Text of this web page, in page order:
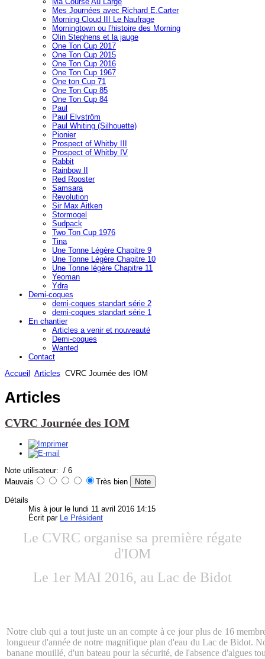
Mes Journées avec Richard E.Carter
Morning Cloud III Le Naufrage
Morningtown ou l'histoire des Morning
Olin Stephens et la jauge
One Ton Cup 2017
One Ton Cup 2015
One Ton Cup 2016
One Ton Cup 1967
One ton Cup 71
One Ton Cup 85
One Ton Cup 84
Paul
Paul Elvström
Paul Whiting (Silhouette)
Pionier
Prospect of Whitby III
Prospect of Whitby IV
Rabbit
Rainbow II
Red Rooster
Samsara
Revolution
Sir Max Aitken
Stormogel
Sudpack
Two Ton Cup 1976
Tina
Une Tonne Légère Chapitre 9
Une Tonne Légère Chapitre 10
Une Tonne légère Chapitre 11
Yeoman
Ydra
Demi-coques
demi-coques standart série 2
demi-coques standart série 1
En chantier
Articles a venir et nouveauté
Demi-coques
Wanted
Contact
Accueil
Articles CVRC Journée des IOM
Articles
CVRC Journée des IOM
Note utilisateur: / 6
Mauvais
Très bien
Détails
Mis à jour le lundi 11 avril 2016 14:15
Écrit par Le Président
Le CVRC organise sa première régate
d'IOM
Le 1er MAI 2016, au Lac de Bidot
Notre club qui a tout juste un an compte à ce jour plus de 16
longueur d'année de notre magnifique plan d'eau du Lac de Bidot.
banane mouillé, d'un bateau pour la sécurité, de l'absence d'algues